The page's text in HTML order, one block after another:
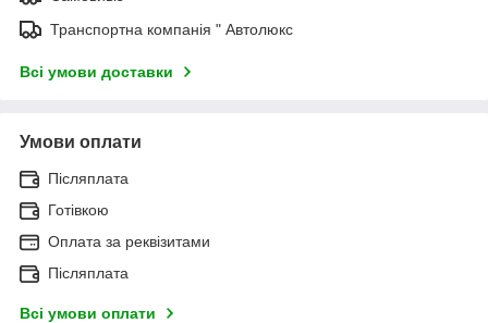
Транспортна компанія " Автолюкс
Всі умови доставки
Умови оплати
Післяплата
Готівкою
Оплата за реквізитами
Післяплата
Всі умови оплати